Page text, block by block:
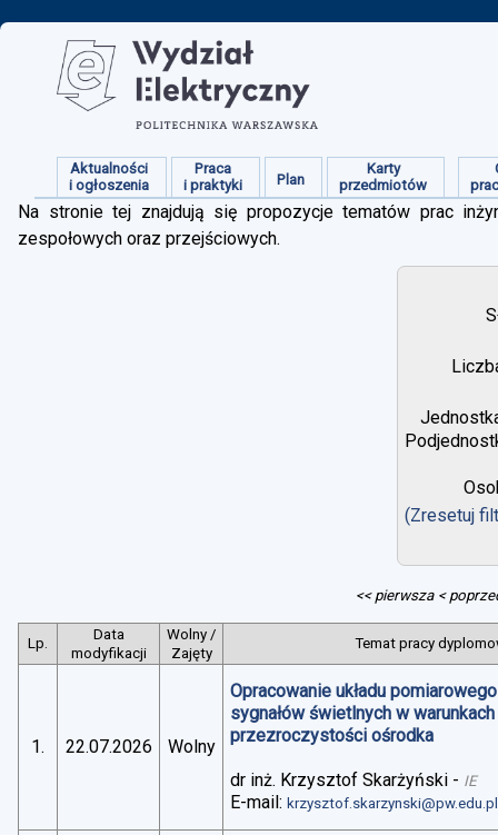
Aktualności
i ogłoszenia
Praca
i praktyki
Plan
Karty
przedmiotów
Na stronie tej znajdują się propozycje tematów prac
zespołowych oraz przejściowych.
(Zresetuj
<< pierwsza <
Lp.
Data
modyfikacji
Wolny /
Zajęty
Temat pracy
1. 22.07.2026 Wolny
Opracowanie układu
sygnałów świetlnych w
przezroczystości ośrodka
dr inż. Krzysztof Skarżyński - IE
E-mail:krzysztof.skarzynski@pw.edu.pl